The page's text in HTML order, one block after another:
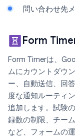
問い合わせ先
Form
Form Timerは、
ムにカウントダウ
ー、自動送信、回
度な通知ルーティ
追加します。試験
録数の制限、チー
など、フォームの